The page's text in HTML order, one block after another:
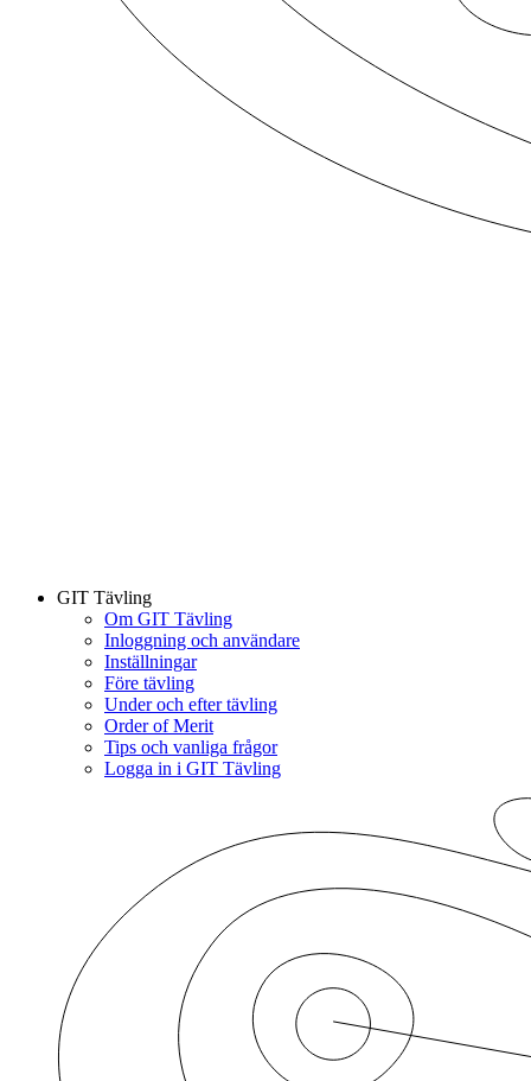
GIT Tävling
Om GIT Tävling
Inloggning och användare
Inställningar
Före tävling
Under och efter tävling
Order of Merit
Tips och vanliga frågor
Logga in i GIT Tävling